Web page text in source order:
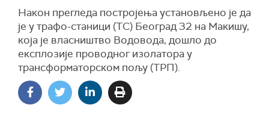
Након прегледа постројења установљено је да
је у трафо-станици (ТС) Београд 32 на Макишу,
која је власништво Водовода, дошло до
експлозије проводног изолатора у
трансформаторском пољу (ТРП).